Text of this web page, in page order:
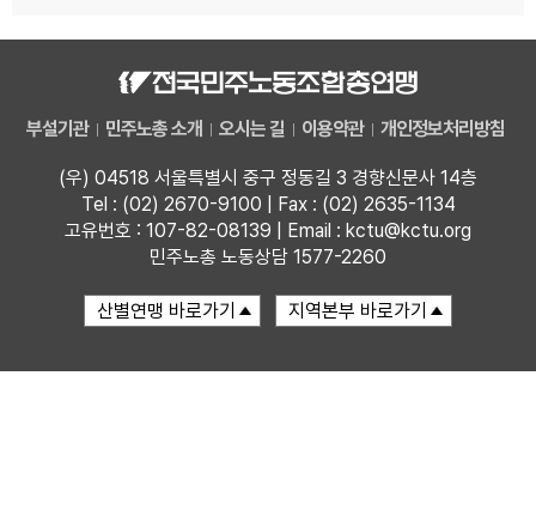
부설기관 민주노총 소개 오시는 길 이용약관 개인정보처리방침
(우) 04518 서울특별시 중구 정동길 3 경향신문사 14층
Tel : (02) 2670-9100 | Fax : (02) 2635-1134
고유번호 : 107-82-08139 | Email : kctu@kctu.org
민주노총 노동상담 1577-2260